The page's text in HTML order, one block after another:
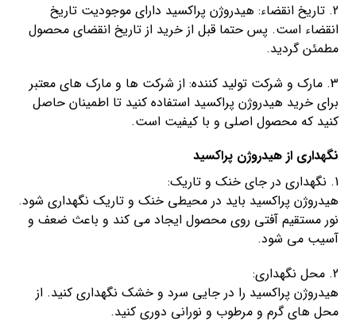
2. تاریخ انقضاء: هیدروژن پراکسید دارای موجودیت تاریخ
انقضاء است. پس حتما قبل از خرید از تاریخ انقضای محصول
مطمئن گردید.
3. مارک و شرکت تولید کننده: از شرکت ها و مارک های معتبر
برای خرید هیدروژن پراکسید استفاده کنید تا اطمینان حاصل
کنید که محصول اصلی و با کیفیت است.
نگهداری از هیدروژن پراکسید
1. نگهداری در جای خنک و تاریک:
هیدروژن پراکسید باید در محیطی خنک و تاریک نگهداری شود.
نور مستقیم آفتی روی محصول ایجاد می کند و باعث ضعف و
آسیب می شود.
2. محل نگهداری:
هیدروژن پراکسید را در جایی سرد و خشک نگهداری کنید. از
محل های گرم و مرطوب و نورانی دوری کنید.